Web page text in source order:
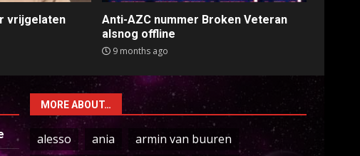
vrijgelaten
Anti-AZC nummer Broken Veteran
alsnog offline
9 months ago
MORE ABOUT…
alesso ania
armin van buuren